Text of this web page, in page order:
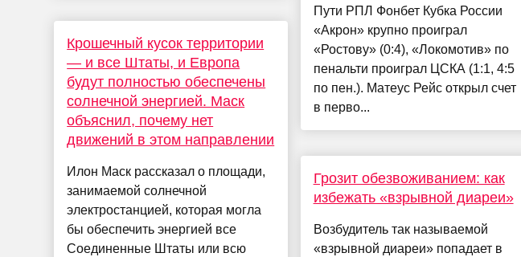
Крошечный кусок территории
— и все Штаты, и Европа
будут полностью обеспечены
солнечной энергией. Маск
объяснил, почему нет
движений в этом направлении
Илон Маск рассказал о площади,
занимаемой солнечной
электростанцией, которая могла
бы обеспечить энергией все
Соединенные Штаты или всю
Пути РПЛ Фонбет Кубка России
«Акрон» крупно проиграл
«Ростову» (0:4), «Локомотив» по
пенальти проиграл ЦСКА (1:1, 4:5
по пен.). Матеус Рейс открыл счет
в перво...
Грозит обезвоживанием: как
избежать «взрывной диареи»
Возбудитель так называемой
«взрывной диареи» попадает в